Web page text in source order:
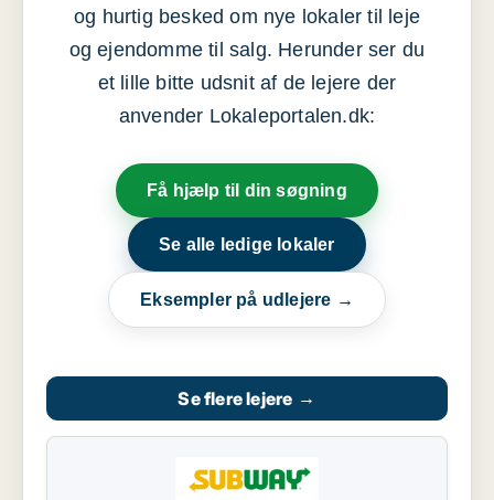
og hurtig besked om nye lokaler til leje
og ejendomme til salg. Herunder ser du
et lille bitte udsnit af de lejere der
anvender Lokaleportalen.dk:
Få hjælp til din søgning
Se alle ledige lokaler
Eksempler på udlejere →
Se flere lejere →